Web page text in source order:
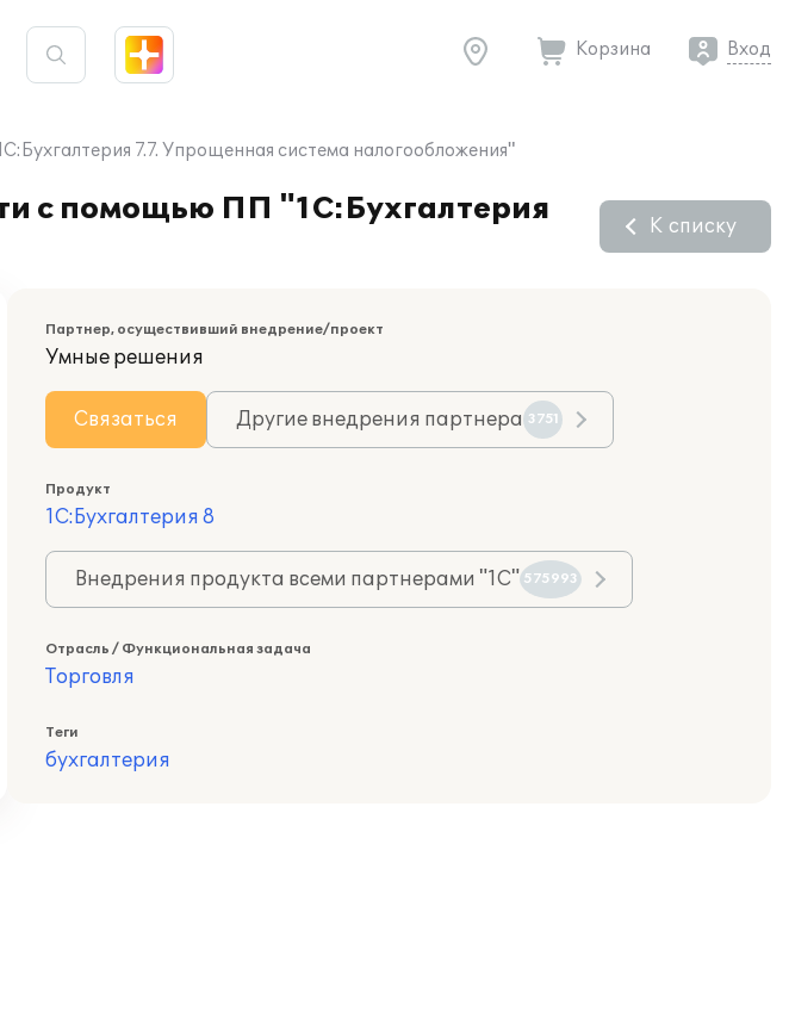
Корзина Вход
7.7. Упрощенная система налогообложения"
с помощью ПП "1С:Бухгалтерия
К списку
Партнер, осуществивший внедрение/проект
Умные решения
Связаться Другие внедрения партнера 3751
Продукт
1С:Бухгалтерия 8
Внедрения продукта всеми партнерами "1С" 575993
Отрасль / Функциональная задача
Торговля
Теги
бухгалтерия